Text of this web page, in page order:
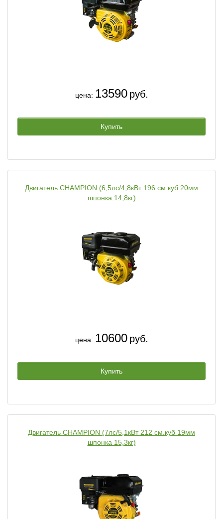
цена: 13590 руб.
Купить
Двигатель CHAMPION (6,5лс/4,8кВт 196 см.куб 20мм
шпонка 14,8кг)
цена: 10600 руб.
Купить
Двигатель CHAMPION (7лс/5,1кВт 212 см.куб 19мм
шпонка 15,3кг)